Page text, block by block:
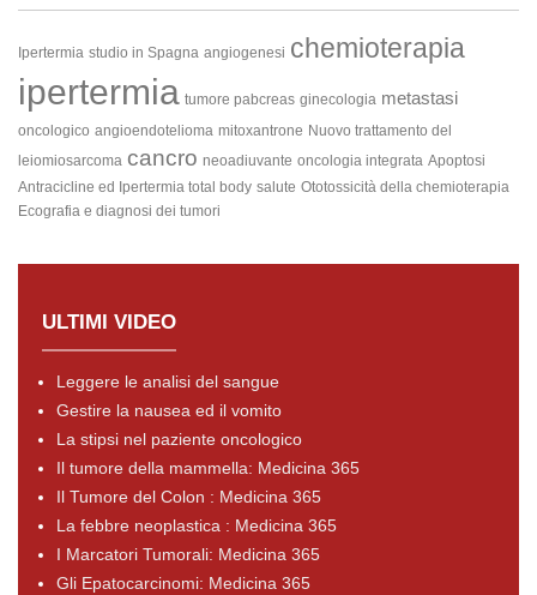
Ipertermia studio in Spagna angiogenesi chemioterapia
ipertermia tumore pabcreas ginecologia metastasi
oncologico angioendotelioma mitoxantrone Nuovo trattamento del
leiomiosarcoma cancro neoadiuvante oncologia integrata Apoptosi
Antracicline ed Ipertermia total body salute Ototossicità della chemioterapia
Ecografia e diagnosi dei tumori
ULTIMI VIDEO
Leggere le analisi del sangue
Gestire la nausea ed il vomito
La stipsi nel paziente oncologico
Il tumore della mammella: Medicina 365
Il Tumore del Colon : Medicina 365
La febbre neoplastica : Medicina 365
I Marcatori Tumorali: Medicina 365
Gli Epatocarcinomi: Medicina 365